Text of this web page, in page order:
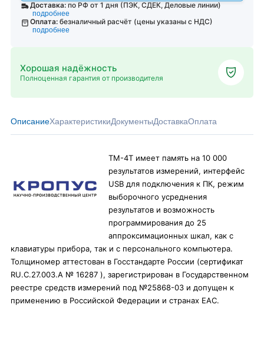
Доставка: по РФ от 1 дня (ПЭК, СДЕК, Деловые линии)
подробнее
Оплата: безналичный расчёт (цены указаны с НДС)
подробнее
Хорошая надёжность
Полноценная гарантия от производителя
ОписаниеХарактеристикиДокументыДоставкаОплата
ТМ-4Т имеет память на 10 000
результатов измерений, интерфейс
USB для подключения к ПК, режим
выборочного усреднения
результатов и возможность
программирования до 25
аппроксимационных шкал, как с
клавиатуры прибора, так и с персонального компьютера.
Толщиномер аттестован в Госстандарте России (сертификат
RU.C.27.003.A № 16287 ), зарегистрирован в Государственном
реестре средств измерений под №25868-03 и допущен к
применению в Российской Федерации и странах ЕАС.